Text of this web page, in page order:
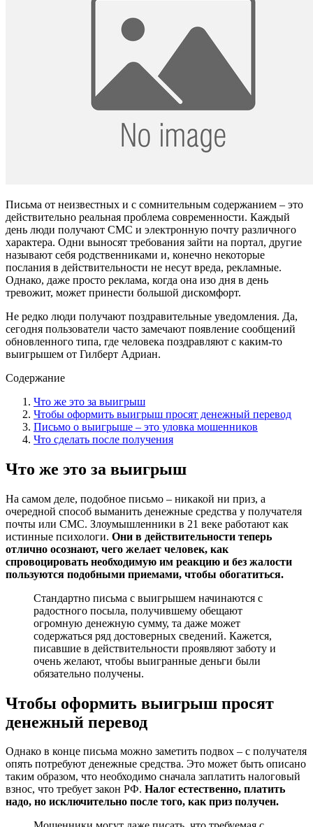
Письма от неизвестных и с сомнительным содержанием – это
действительно реальная проблема современности. Каждый
день люди получают СМС и электронную почту различного
характера. Одни выносят требования зайти на портал, другие
называют себя родственниками и, конечно некоторые
послания в действительности не несут вреда, рекламные.
Однако, даже просто реклама, когда она изо дня в день
тревожит, может принести большой дискомфорт.
Не редко люди получают поздравительные уведомления. Да,
сегодня пользователи часто замечают появление сообщений
обновленного типа, где человека поздравляют с каким-то
выигрышем от Гилберт Адриан.
Содержание
Что же это за выигрыш
Чтобы оформить выигрыш просят денежный перевод
Письмо о выигрыше – это уловка мошенников
Что сделать после получения
Что же это за выигрыш
На самом деле, подобное письмо – никакой ни приз, а
очередной способ выманить денежные средства у получателя
почты или СМС. Злоумышленники в 21 веке работают как
истинные психологи. Они в действительности теперь
отлично осознают, чего желает человек, как
спровоцировать необходимую им реакцию и без жалости
пользуются подобными приемами, чтобы обогатиться.
Стандартно письма с выигрышем начинаются с
радостного посыла, получившему обещают
огромную денежную сумму, та даже может
содержаться ряд достоверных сведений. Кажется,
писавшие в действительности проявляют заботу и
очень желают, чтобы выигранные деньги были
обязательно получены.
Чтобы оформить выигрыш просят
денежный перевод
Однако в конце письма можно заметить подвох – с получателя
опять потребуют денежные средства. Это может быть описано
таким образом, что необходимо сначала заплатить налоговый
взнос, что требует закон РФ. Налог естественно, платить
надо, но исключительно после того, как приз получен.